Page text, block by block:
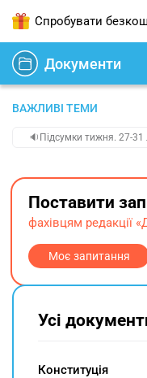
Спробувати
Документи
ВАЖЛИВІ ТЕМИ
🔉Підсумки тижня. 27-31
Поставити
фахівцям редакції
Моє запитання
Усі
Конституція